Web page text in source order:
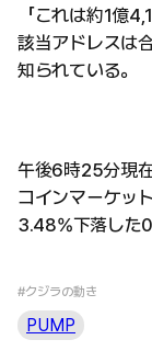
「これは約1億
該当アドレスは
知られている。
午後6時25分現在
コインマーケッ
3.48%下落した
#クジラの動き
PUMP